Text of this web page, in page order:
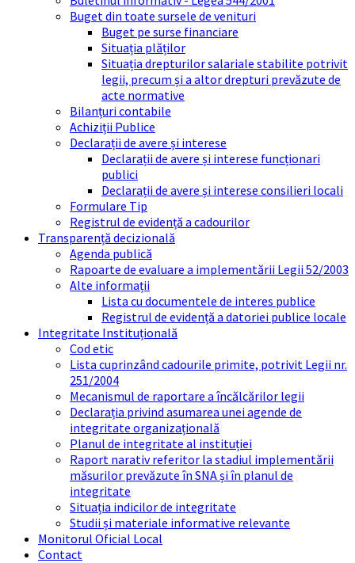
Buget din toate sursele de venituri
Buget pe surse financiare
Situația plăților
Situația drepturilor salariale stabilite potrivit
legii, precum și a altor drepturi prevăzute de
acte normative
Bilanțuri contabile
Achiziții Publice
Declarații de avere și interese
Declarații de avere și interese funcționari
publici
Declarații de avere și interese consilieri locali
Formulare Tip
Registrul de evidență a cadourilor
Transparență decizională
Agenda publică
Rapoarte de evaluare a implementării Legii 52/2003
Alte informații
Lista cu documentele de interes publice
Registrul de evidență a datoriei publice locale
Integritate Instituțională
Cod etic
Lista cuprinzând cadourile primite, potrivit Legii nr.
251/2004
Mecanismul de raportare a încălcărilor legii
Declarația privind asumarea unei agende de
integritate organizațională
Planul de integritate al instituției
Raport narativ referitor la stadiul implementării
măsurilor prevăzute în SNA și în planul de
integritate
Situația indicilor de integritate
Studii și materiale informative relevante
Monitorul Oficial Local
Contact